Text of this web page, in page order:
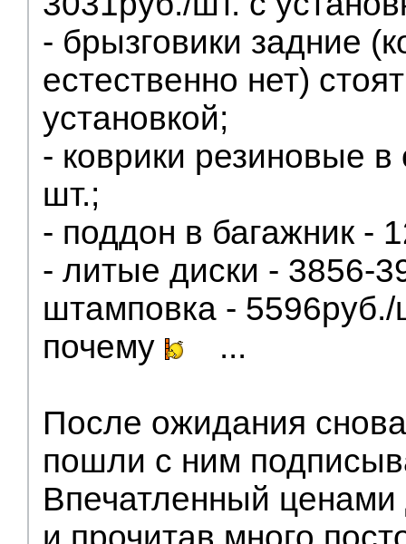
- брызговики задние
естественно нет)
установкой;
- коврики резиновые
шт.;
- поддон в багажник -
- литые диски - 3856-
штамповка -
почему
...
После ожидания
пошли с ним
Впечатленный